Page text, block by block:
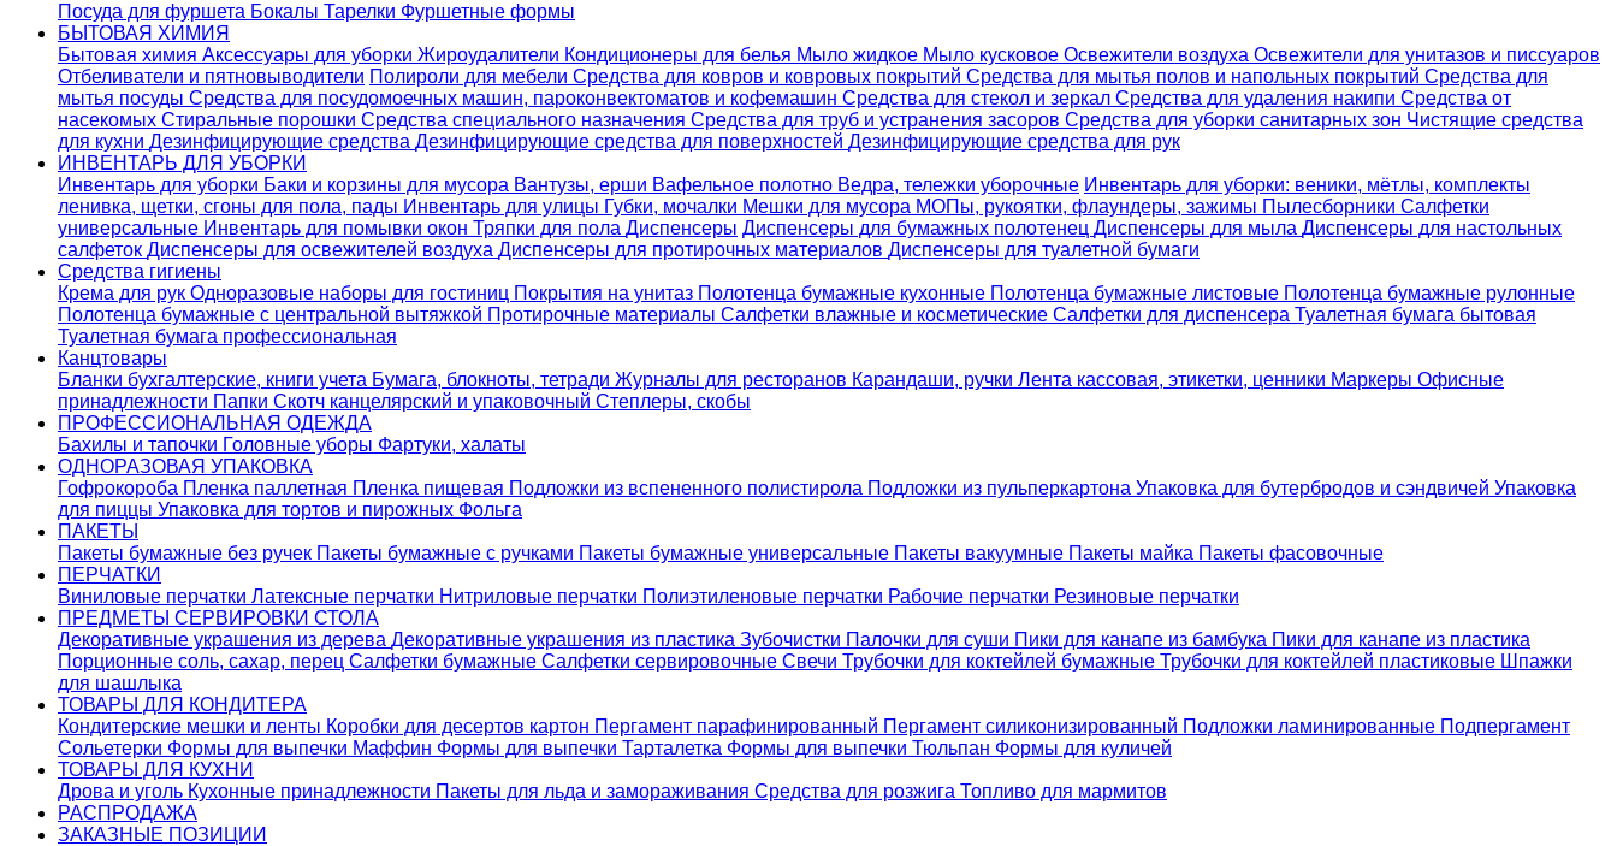
Посуда для фуршета Бокалы Тарелки Фуршетные формы
БЫТОВАЯ ХИМИЯ
Бытовая химия Аксессуары для уборки Жироудалители Кондиционеры для белья Мыло жидкое Мыло кусковое Освежители воздуха Освежители для унитазов и писсуаров
Отбеливатели и пятновыводители Полироли для мебели Средства для ковров и ковровых покрытий Средства для мытья полов и напольных покрытий Средства для
мытья посуды Средства для посудомоечных машин, пароконвектоматов и кофемашин Средства для стекол и зеркал Средства для удаления накипи Средства от
насекомых Стиральные порошки Cредства специального назначения Средства для труб и устранения засоров Средства для уборки санитарных зон Чистящие средства
для кухни Дезинфицирующие средства Дезинфицирующие средства для поверхностей Дезинфицирующие средства для рук
ИНВЕНТАРЬ ДЛЯ УБОРКИ
Инвентарь для уборки Баки и корзины для мусора Вантузы, ерши Вафельное полотно Ведра, тележки уборочные Инвентарь для уборки: веники, мётлы, комплекты
ленивка, щетки, сгоны для пола, пады Инвентарь для улицы Губки, мочалки Мешки для мусора МОПы, рукоятки, флаундеры, зажимы Пылесборники Салфетки
универсальные Инвентарь для помывки окон Тряпки для пола Диспенсеры Диспенсеры для бумажных полотенец Диспенсеры для мыла Диспенсеры для настольных
салфеток Диспенсеры для освежителей воздуха Диспенсеры для протирочных материалов Диспенсеры для туалетной бумаги
Средства гигиены
Крема для рук Одноразовые наборы для гостиниц Покрытия на унитаз Полотенца бумажные кухонные Полотенца бумажные листовые Полотенца бумажные рулонные
Полотенца бумажные с центральной вытяжкой Протирочные материалы Салфетки влажные и косметические Салфетки для диспенсера Туалетная бумага бытовая
Туалетная бумага профессиональная
Канцтовары
Бланки бухгалтерские, книги учета Бумага, блокноты, тетради Журналы для ресторанов Карандаши, ручки Лента кассовая, этикетки, ценники Маркеры Офисные
принадлежности Папки Скотч канцелярский и упаковочный Степлеры, скобы
ПРОФЕССИОНАЛЬНАЯ ОДЕЖДА
Бахилы и тапочки Головные уборы Фартуки, халаты
ОДНОРАЗОВАЯ УПАКОВКА
Гофрокороба Пленка паллетная Пленка пищевая Подложки из вспененного полистирола Подложки из пульперкартона Упаковка для бутербродов и сэндвичей Упаковка
для пиццы Упаковка для тортов и пирожных Фольга
ПАКЕТЫ
Пакеты бумажные без ручек Пакеты бумажные с ручками Пакеты бумажные универсальные Пакеты вакуумные Пакеты майка Пакеты фасовочные
ПЕРЧАТКИ
Виниловые перчатки Латексные перчатки Нитриловые перчатки Полиэтиленовые перчатки Рабочие перчатки Резиновые перчатки
ПРЕДМЕТЫ СЕРВИРОВКИ СТОЛА
Декоративные украшения из дерева Декоративные украшения из пластика Зубочистки Палочки для суши Пики для канапе из бамбука Пики для канапе из пластика
Порционные соль, сахар, перец Салфетки бумажные Салфетки сервировочные Свечи Трубочки для коктейлей бумажные Трубочки для коктейлей пластиковые Шпажки
для шашлыка
ТОВАРЫ ДЛЯ КОНДИТЕРА
Кондитерские мешки и ленты Коробки для десертов картон Пергамент парафинированный Пергамент силиконизированный Подложки ламинированные Подпергамент
Сольетерки Формы для выпечки Маффин Формы для выпечки Тарталетка Формы для выпечки Тюльпан Формы для куличей
ТОВАРЫ ДЛЯ КУХНИ
Дрова и уголь Кухонные принадлежности Пакеты для льда и замораживания Средства для розжига Топливо для мармитов
РАСПРОДАЖА
ЗАКАЗНЫЕ ПОЗИЦИИ